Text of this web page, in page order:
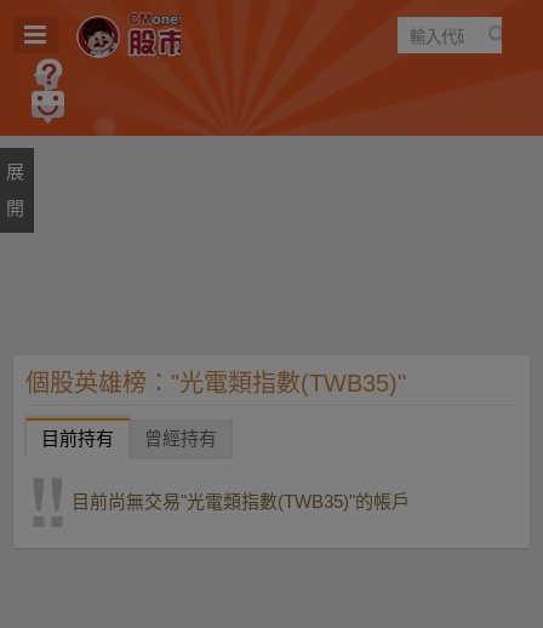
遊戲
個股英雄榜："光電類指數(TWB35)"
目前持有 曾經持有
目前尚無交易"光電類指數(TWB35)"的帳戶